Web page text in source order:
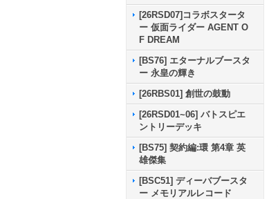
[26RSD07]コラボスタータ
ー 仮面ライダー AGENT O
F DREAM
[BS76] エターナルブースタ
ー 永皇の輝き
[26RBS01] 創世の鼓動
[26RSD01~06] バトスピエ
ントリーデッキ
[BS75] 契約編:環 第4章 英
雄傑集
[BSC51] ディーバブースタ
ー メモリアルレコード